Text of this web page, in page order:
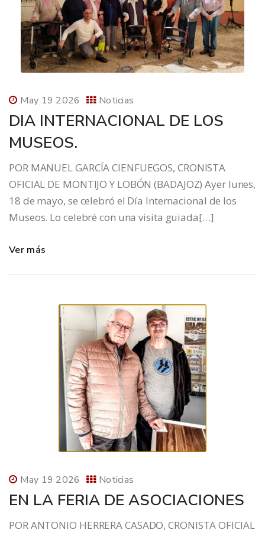
May 19 2026 Noticias
DIA INTERNACIONAL DE LOS
MUSEOS.
POR MANUEL GARCÍA CIENFUEGOS, CRONISTA
OFICIAL DE MONTIJO Y LOBÓN (BADAJOZ) Ayer lunes,
18 de mayo, se celebró el Día Internacional de los
Museos. Lo celebré con una visita guiada[…]
Ver más
May 19 2026 Noticias
EN LA FERIA DE ASOCIACIONES
POR ANTONIO HERRERA CASADO, CRONISTA OFICIAL